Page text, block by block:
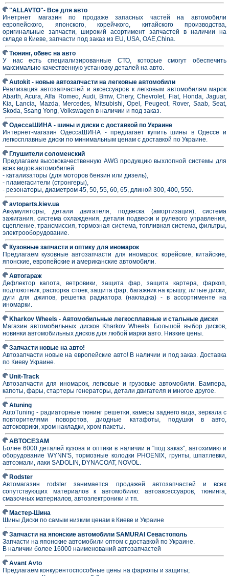
"ALLAVTO"- Все для авто
Инетрнет магазин по продаже запасных частей на автомобили
европейского, японского, корейчкого, китайского производства,
оригинальные запчасти, широкий асортимент запчастей в наличии на
складе в Киеве, запчасти под заказ из EU, USA, OAE,China.
Тюнинг, обвес на авто
У нас есть специализированные СТО, которые смогут обеспечить
максимально качественную установку деталей на авто.
Autokit - новые автозапчасти на легковые автомобили
Реализация автозапчастей и аксессуаров к легковым автомобилям марок
Abarth, Acura, Alfa Romeo, Audi, Bmw, Chery, Chevrolet, Fiat, Honda, Jaguar,
Kia, Lancia, Mazda, Mercedes, Mitsubishi, Opel, Peugeot, Rover, Saab, Seat,
Skoda, Ssang Yong, Volkswagen в наличии и под заказ.
ОдессаШИНА - шины и диски с доставкой по Украине
Интернет-магазин ОдессаШИНА - предлагает купить шины в Одессе и
легкосплавные диски по минимальным ценам с доставкой по Украине.
Глушители соломенский
Предлагаем высококачественную AWG продукцию выхлопной системы для
всех видов автомобилей:
- катализаторы (для моторов бензин или дизель),
- пламeгасители (стронгеры),
- резонаторы, диаметром 45, 50, 55, 60, 65, длиной 300, 400, 550.
avtoparts.kiev.ua
Аккумуляторы, детали двигателя, подвеска (амортизация), система
зажигания, система охлаждения, детали подвески и рулевого управления,
сцепление, трансмиссия, тормозная система, топливная система, фильтры,
электрооборудование.
Кузовные запчасти и оптику для иномарок
Предлагаем кузовные автозапчасти для иномарок: корейские, китайские,
японские, европейские и американские автомобили.
Автогараж
Дефлектор капота, ветровики, защита фар, защита картера, фаркоп,
подлокотник, распорка стоек, защита фар, багажник на крышу, литые диски,
дуги для джипов, решетка радиатора (накладка) - в ассортименте на
иномарки.
Kharkov Wheels - Автомобильные легкосплавные и стальные диски
Магазин автомобильных дисков Kharkov Wheels. Большой выбор дисков,
новинки автомобильных дисков для любой марки авто. Низкие цены.
Запчасти новые на авто!
Автозапчасти новые на европейские авто! В наличии и под заказ. Доставка
по Киеву Украине.
Unit-Track
Автозапчасти для иномарок, легковые и грузовые автомобили. Бампера,
капоты, фары, стартеры генераторы, детали двигателя и многое другое.
Atuning
AutoTuning - радиаторные тюнинг решетки, камеры заднего вида, зеркала с
повторителями поворотов, диодные катафоты, подушки в авто,
автоковрики, хром накладки, хром пакеты.
АВТОСЕЗАМ
Более 6000 деталей кузова и оптики в наличии и "под заказ", автохимию и
оборудование WYNN'S, тормозные колодки PHOENIX, грунты, шпатлевки,
автоэмали, лаки SADOLIN, DYNACOAT, NOVOL.
Rodster
Автомагазин rodster занимается продажей автозапчастей и всех
сопутствующих материалов к автомобилю: автоаксессуаров, тюнинга,
смазочных материалов, автоэлектроники и тп.
Мастер-Шина
Шины Диски по самым низким ценам в Киеве и Украине
Запчасти на японские автомобили SAMURAI Севастополь
Запчасти на японские автомобили оптом с доставкой по Украине.
В наличии более 16000 наименований автозапчастей
Avant Avto
Предлагаем конкурентоспособные цены на фаркопы и защиты;